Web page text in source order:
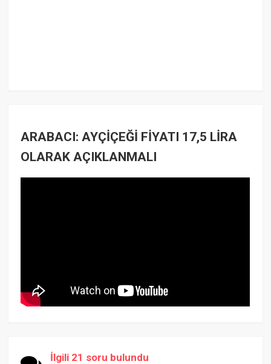
ARABACI: AYÇİÇEĞİ FİYATI 17,5 LİRA
OLARAK AÇIKLANMALI
İlgili 21 soru bulundu